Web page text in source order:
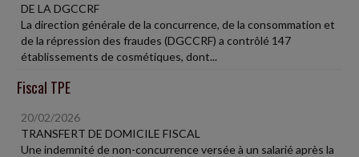
DE LA DGCCRF
La direction générale de la concurrence, de la consommation et
de la répression des fraudes (DGCCRF) a contrôlé 147
établissements de cosmétiques, dont...
Fiscal TPE
20/02/2026
TRANSFERT DE DOMICILE FISCAL
Une indemnité de non-concurrence versée à un salarié après la